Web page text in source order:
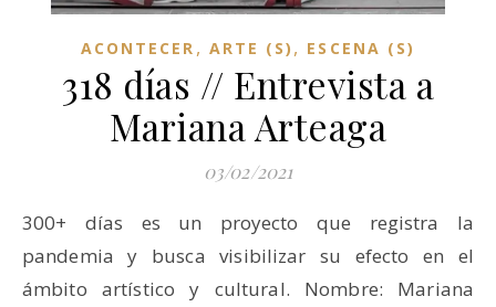
ACONTECER , ARTE (S) , ESCENA (S)
318 días // Entrevista a
Mariana Arteaga
03/02/2021
300+ días es un proyecto que registra la
pandemia y busca visibilizar su efecto en el
ámbito artístico y cultural. Nombre: Mariana